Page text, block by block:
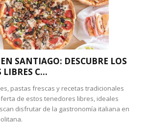
SANTIAGO: DESCUBRE LOS
LIBRES C...
pastas frescas y recetas tradicionales
de estos tenedores libres, ideales
disfrutar de la gastronomía italiana en